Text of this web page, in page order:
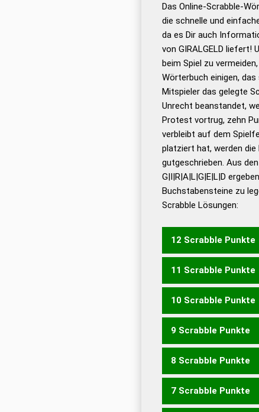
Wortwurzel liefert
Wortanalyse-
Wortbedeutung,
Gültigkeit eines
bestimmen!
Wörterbücher sind:
Universalwörterbuch
Das Online-Scrabble-
die schnelle und
da es Dir auch
von GIRALGELD liefert!
beim Spiel zu
Wörterbuch einigen,
Mitspieler das gelegte
Unrecht beanstandet,
Protest vortrug, zehn
verbleibt auf dem
platziert hat, werden
gutgeschrieben. Aus
G|I|R|A|L|G|E|L|D
Buchstabensteine zu
Scrabble Lösungen:
12 Scrabble Punkte
GALLIGER
11 Scrabble Punkte
GALLIGE GRILLADE
10 Scrabble Punkte
GALLIG GALLIER
9 Scrabble Punkte
GELDIG GIGERL GRILLE
8 Scrabble Punkte
GALLE GRELL GRILL
ALGIER DRALLE
7 Scrabble Punkte